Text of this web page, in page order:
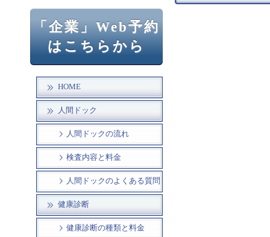
「企業」Web予約
はこちらから
HOME
人間ドック
人間ドックの流れ
検査内容と料金
人間ドックのよくある質問
健康診断
健康診断の種類と料金